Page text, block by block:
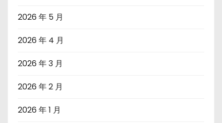
2026 年 5 月
2026 年 4 月
2026 年 3 月
2026 年 2 月
2026 年 1 月